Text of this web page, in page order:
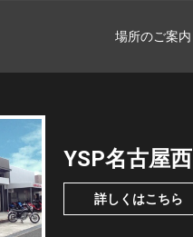
場所のご案内
YSP名古屋西
詳しくはこちら